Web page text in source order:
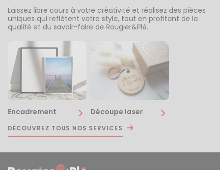
Laissez libre cours à votre créativité et réalisez des pièces
uniques qui reflètent votre style, tout en profitant de la
qualité et du savoir-faire de Rougier&Plé.
Encadrement Découpe laser
DÉCOUVREZ TOUS NOS SERVICES